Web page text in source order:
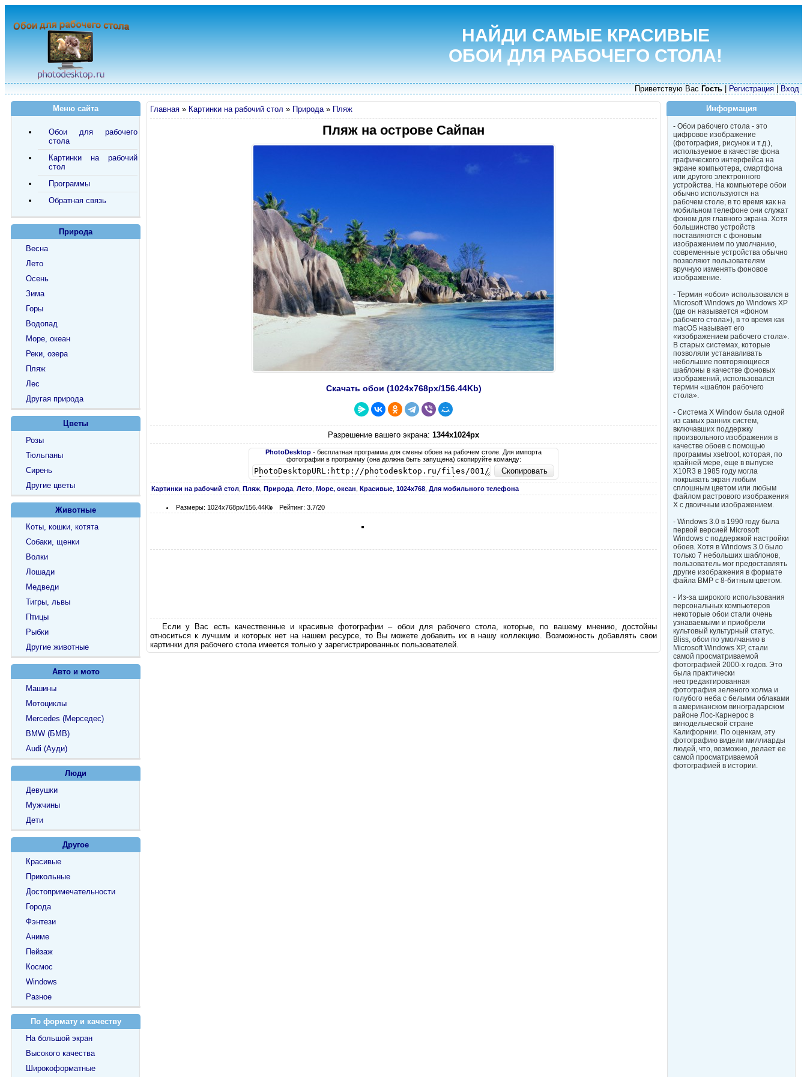
НАЙДИ САМЫЕ КРАСИВЫЕ
ОБОИ ДЛЯ РАБОЧЕГО СТОЛА!
Приветствую Вас Гость Регистрация Вход
Главная » Картинки на рабочий стол » Природа» Пляж
Пляж на острове Сайпан
Скачать обои (1024х768px/156.44Kb)
Разрешение вашего экрана: 1344x1024px
PhotoDesktop - бесплатная программа для смены обоев на рабочем столе. Для импорта
фотографии в программу (она должна быть запущена) скопируйте команду:
Картинки на рабочий стол Пляж Природа Лето Море, океан Красивые 1024х768 Для мобильного телефона
Размеры: 1024х768px/156.44Kb Рейтинг: 3.7/20
Если у Вас есть качественные и красивые фотографии – обои для рабочего стола, которые, по вашему мнению, достойны
относиться к лучшим и которых нет на нашем ресурсе, то Вы можете добавить их в нашу коллекцию. Возможность добавлять свои
картинки для рабочего стола имеется только у зарегистрированных пользователей.
Меню сайта
Обои для рабочего
стола
Картинки на рабочий
стол
Программы
Обратная связь
Природа
Весна
Лето
Осень
Зима
Горы
Водопад
Море, океан
Реки, озера
Пляж
Лес
Другая природа
Цветы
Розы
Тюльпаны
Сирень
Другие цветы
Животные
Коты, кошки, котята
Собаки, щенки
Волки
Лошади
Медведи
Тигры, львы
Птицы
Рыбки
Другие животные
Авто и мото
Машины
Мотоциклы
Mercedes (Мерседес)
BMW (БМВ)
Audi (Ауди)
Люди
Девушки
Мужчины
Дети
Другое
Красивые
Прикольные
Достопримечательности
Города
Фэнтези
Аниме
Пейзаж
Космос
Windows
Разное
По формату и качеству
На большой экран
Высокого качества
Широкоформатные
Информация
- Обои рабочего стола - это
цифровое изображение
(фотография, рисунок и т.д.),
используемое в качестве фона
графического интерфейса на
экране компьютера, смартфона
или другого электронного
устройства. На компьютере обои
обычно используются на
рабочем столе, в то время как на
мобильном телефоне они служат
фоном для главного экрана. Хотя
большинство устройств
поставляются с фоновым
изображением по умолчанию,
современные устройства обычно
позволяют пользователям
вручную изменять фоновое
изображение.
- Термин «обои» использовался в
Microsoft Windows до Windows XP
(где он называется «фоном
рабочего стола»), в то время как
macOS называет его
«изображением рабочего стола».
В старых системах, которые
позволяли устанавливать
небольшие повторяющиеся
шаблоны в качестве фоновых
изображений, использовался
термин «шаблон рабочего
стола».
- Система X Window была одной
из самых ранних систем,
включавших поддержку
произвольного изображения в
качестве обоев с помощью
программы xsetroot, которая, по
крайней мере, еще в выпуске
X10R3 в 1985 году могла
покрывать экран любым
сплошным цветом или любым
файлом растрового изображения
X с двоичным изображением.
- Windows 3.0 в 1990 году была
первой версией Microsoft
Windows с поддержкой настройки
обоев. Хотя в Windows 3.0 было
только 7 небольших шаблонов,
пользователь мог предоставлять
другие изображения в формате
файла BMP с 8-битным цветом.
- Из-за широкого использования
персональных компьютеров
некоторые обои стали очень
узнаваемыми и приобрели
культовый культурный статус.
Bliss, обои по умолчанию в
Microsoft Windows XP, стали
самой просматриваемой
фотографией 2000-х годов. Это
была практически
неотредактированная
фотография зеленого холма и
голубого неба с белыми облаками
в американском виноградарском
районе Лос-Карнерос в
винодельческой стране
Калифорнии. По оценкам, эту
фотографию видели миллиарды
людей, что, возможно, делает ее
самой просматриваемой
фотографией в истории.